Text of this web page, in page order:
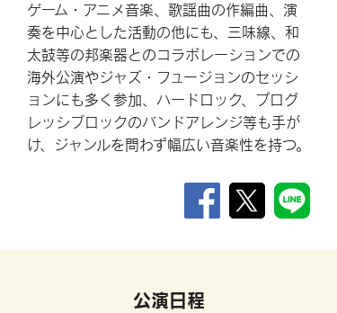
ゲーム・アニメ音楽、歌謡曲の作編曲、演
奏を中心とした活動の他にも、三味線、和
太鼓等の邦楽器とのコラボレーションでの
海外公演やジャズ・フュージョンのセッシ
ョンにも多く参加、ハードロック、プログ
レッシブロックのバンドアレンジ等も手が
け、ジャンルを問わず幅広い音楽性を持つ。
公演日程